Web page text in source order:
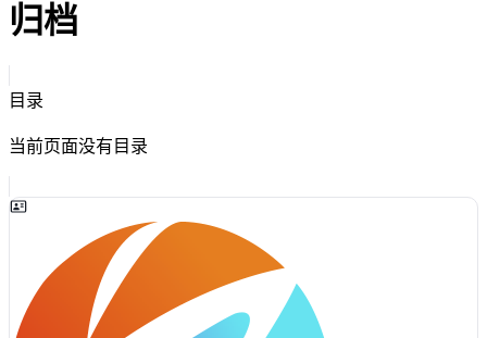
归档
目录
当前页面没有目录